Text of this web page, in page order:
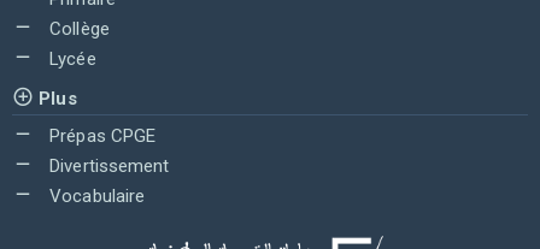
Collège
Lycée
Plus
Prépas CPGE
Divertissement
Vocabulaire